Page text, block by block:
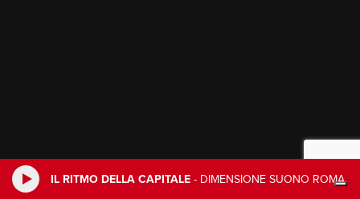
IL RITMO DELLA CAPITALE - DIMENSIONE SUONO ROMA